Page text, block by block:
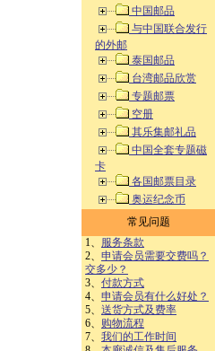
中国邮品
与中国联合发行
的外邮
泰国邮品
台湾邮品欣赏
专题邮票
空册
其乐集邮礼品
中国全套专题磁
卡
各国邮票目录
奥运纪念币
常见问题
1、 服务条款
2、 申请会员需要交费吗？
交多少？
3、 付款方式
4、 申请会员有什么好处？
5、 送货方式及费率
6、 购物流程
7、 我们的工作时间